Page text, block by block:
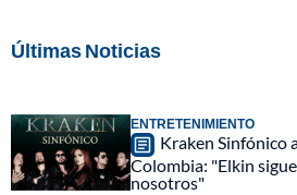
Últimas Noticias
ENTRETENIMIENTO
Kraken Sinfónico
Colombia: "Elkin
nosotros"